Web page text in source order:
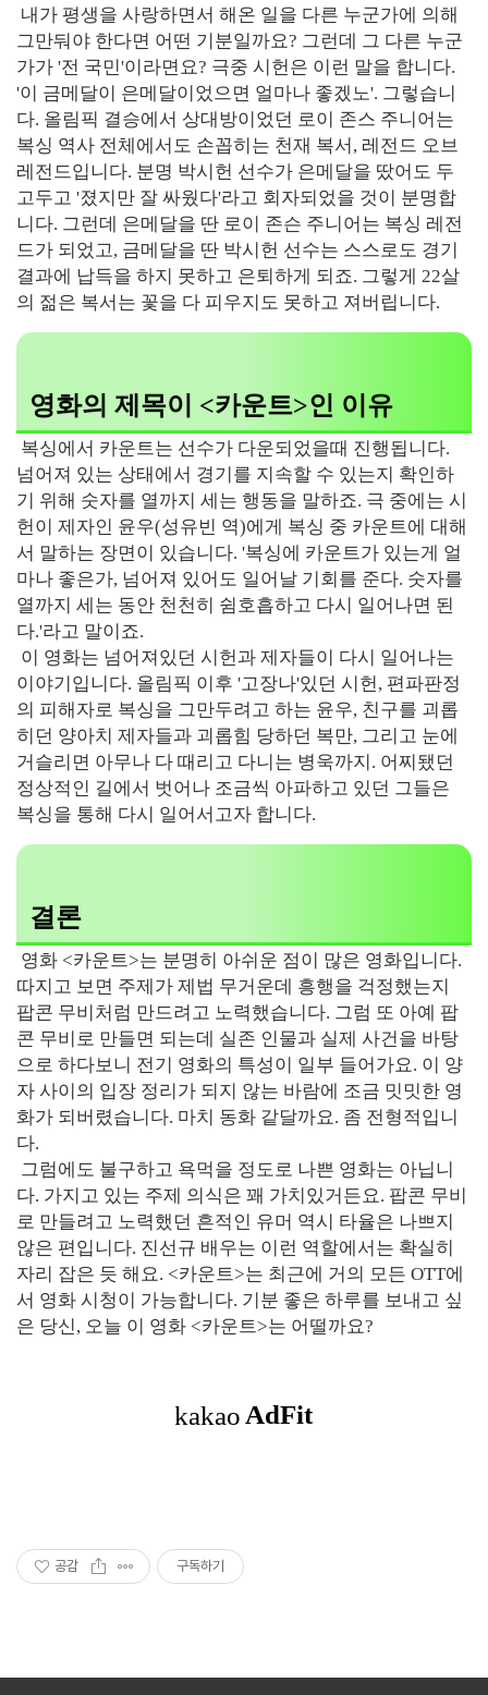
내가 평생을 사랑하면서 해온 일을 다른 누군가에 의해
그만둬야 한다면 어떤 기분일까요? 그런데 그 다른 누군
가가 '전 국민'이라면요? 극중 시헌은 이런 말을 합니다.
'이 금메달이 은메달이었으면 얼마나 좋겠노'. 그렇습니
다. 올림픽 결승에서 상대방이었던 로이 존스 주니어는
복싱 역사 전체에서도 손꼽히는 천재 복서, 레전드 오브
레전드입니다. 분명 박시헌 선수가 은메달을 땄어도 두
고두고 '졌지만 잘 싸웠다'라고 회자되었을 것이 분명합
니다. 그런데 은메달을 딴 로이 존슨 주니어는 복싱 레전
드가 되었고, 금메달을 딴 박시헌 선수는 스스로도 경기
결과에 납득을 하지 못하고 은퇴하게 되죠. 그렇게 22살
의 젊은 복서는 꽃을 다 피우지도 못하고 져버립니다.
영화의 제목이 <카운트>인 이유
복싱에서 카운트는 선수가 다운되었을때 진행됩니다.
넘어져 있는 상태에서 경기를 지속할 수 있는지 확인하
기 위해 숫자를 열까지 세는 행동을 말하죠. 극 중에는 시
헌이 제자인 윤우(성유빈 역)에게 복싱 중 카운트에 대해
서 말하는 장면이 있습니다. '복싱에 카운트가 있는게 얼
마나 좋은가, 넘어져 있어도 일어날 기회를 준다. 숫자를
열까지 세는 동안 천천히 쉼호흡하고 다시 일어나면 된
다.'라고 말이죠.
이 영화는 넘어져있던 시헌과 제자들이 다시 일어나는
이야기입니다. 올림픽 이후 '고장나'있던 시헌, 편파판정
의 피해자로 복싱을 그만두려고 하는 윤우, 친구를 괴롭
히던 양아치 제자들과 괴롭힘 당하던 복만, 그리고 눈에
거슬리면 아무나 다 때리고 다니는 병욱까지. 어찌됐던
정상적인 길에서 벗어나 조금씩 아파하고 있던 그들은
복싱을 통해 다시 일어서고자 합니다.
결론
영화 <카운트>는 분명히 아쉬운 점이 많은 영화입니다.
따지고 보면 주제가 제법 무거운데 흥행을 걱정했는지
팝콘 무비처럼 만드려고 노력했습니다. 그럼 또 아예 팝
콘 무비로 만들면 되는데 실존 인물과 실제 사건을 바탕
으로 하다보니 전기 영화의 특성이 일부 들어가요. 이 양
자 사이의 입장 정리가 되지 않는 바람에 조금 밋밋한 영
화가 되버렸습니다. 마치 동화 같달까요. 좀 전형적입니
다.
그럼에도 불구하고 욕먹을 정도로 나쁜 영화는 아닙니
다. 가지고 있는 주제 의식은 꽤 가치있거든요. 팝콘 무비
로 만들려고 노력했던 흔적인 유머 역시 타율은 나쁘지
않은 편입니다. 진선규 배우는 이런 역할에서는 확실히
자리 잡은 듯 해요. <카운트>는 최근에 거의 모든 OTT에
서 영화 시청이 가능합니다. 기분 좋은 하루를 보내고 싶
은 당신, 오늘 이 영화 <카운트>는 어떨까요?
공감 구독하기